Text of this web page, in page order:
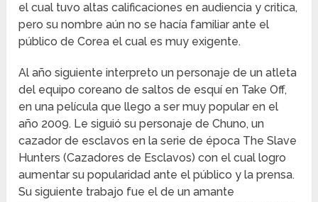
el cual tuvo altas calificaciones en audiencia y critica,
pero su nombre aún no se hacía familiar ante el
público de Corea el cual es muy exigente.
Al año siguiente interpreto un personaje de un atleta
del equipo coreano de saltos de esquí en Take Off,
en una película que llego a ser muy popular en el
año 2009. Le siguió su personaje de Chuno, un
cazador de esclavos en la serie de época The Slave
Hunters (Cazadores de Esclavos) con el cual logro
aumentar su popularidad ante el público y la prensa.
Su siguiente trabajo fue el de un amante